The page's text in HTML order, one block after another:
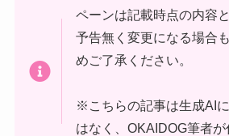
ペーンは記載時点の内容
予告無く変更になる場合
めご了承ください。
※こちらの記事は生成AI
はなく、OKAIDOG筆者